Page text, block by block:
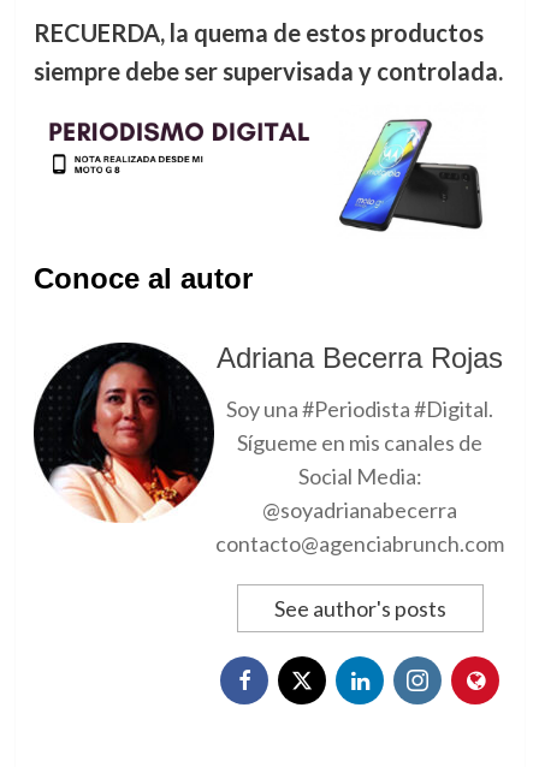
RECUERDA, la quema de estos productos
siempre debe ser supervisada y controlada.
Conoce al autor
Adriana Becerra Rojas
Soy una #Periodista #Digital.
Sígueme en mis canales de
Social Media:
@soyadrianabecerra
contacto@agenciabrunch.com
See author's posts